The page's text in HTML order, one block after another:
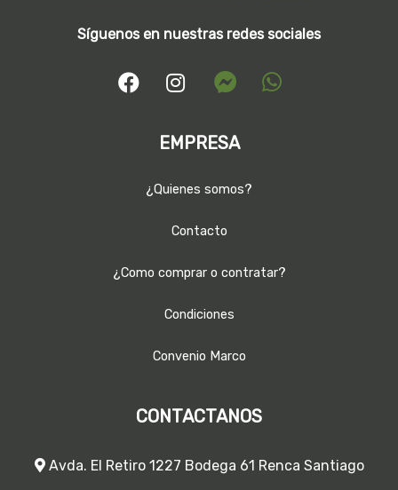
Síguenos en nuestras redes sociales
EMPRESA
¿Quienes somos?
Contacto
¿Como comprar o contratar?
Condiciones
Convenio Marco
CONTACTANOS
Avda. El Retiro 1227 Bodega 61 Renca Santiago